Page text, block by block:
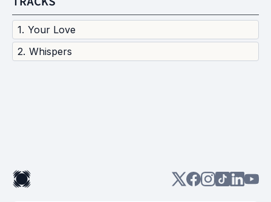
1. Your Love
2. Whispers